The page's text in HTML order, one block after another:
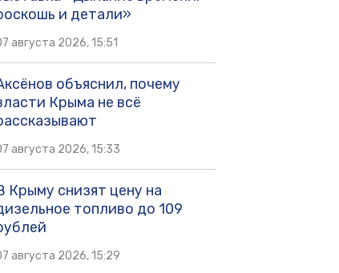
и детали»
августа 2026, 15:51
объяснил, почему
Крыма не всё
августа 2026, 15:33
Крыму снизят цену на
топливо до 109
августа 2026, 15:29